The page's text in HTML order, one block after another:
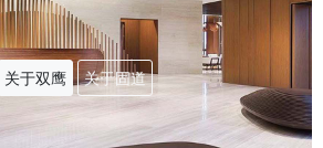
关于双鹰 关于固道